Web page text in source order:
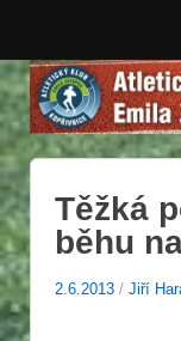
Těžká
běhu
2.6.2013 / Jiří